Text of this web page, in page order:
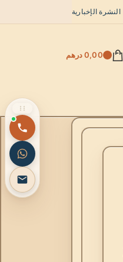
النشرة الإخبارية
0,00 درهم